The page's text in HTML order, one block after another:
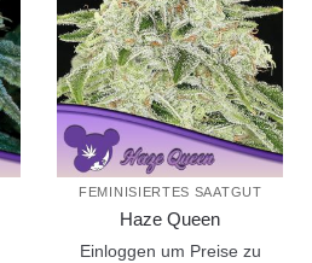
FEMINISIERTES SAATGUT
Haze Queen
Einloggen um Preise zu